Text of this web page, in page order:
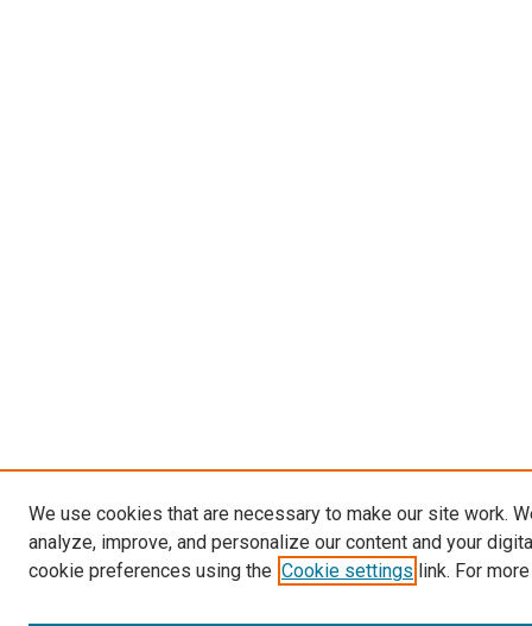
We use cookies that are necessary to make our site work.
analyze, improve, and personalize our content and your
cookie preferences using the Cookie settings link. For